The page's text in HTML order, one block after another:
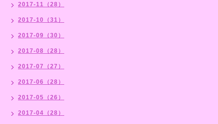
2017-11（28）
2017-10（31）
2017-09（30）
2017-08（28）
2017-07（27）
2017-06（28）
2017-05（26）
2017-04（28）